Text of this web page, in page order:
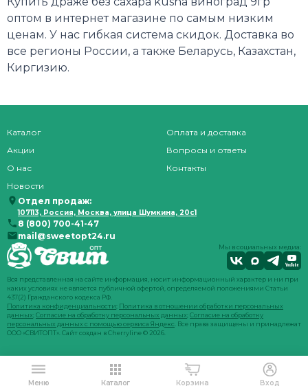
оптом в интернет магазине по самым низким
ценам. У нас гибкая система скидок. Доставка во
все регионы России, а также Беларусь, Казахстан,
Киргизию.
Каталог
Акции
О нас
Новости
Оплата и доставка
Вопросы и ответы
Контакты
Отдел продаж:
107113, Россия, Москва, улица Шумкина, 20с1
8 (800) 700-41-47
mail@sweetopt24.ru
Мы в социальных медиа:
Вся представленная на сайте информация, носит информационный характер и ни при
каких условиях не является публичной офертой, определяемой положениями Статьи
437(2) Гражданского кодекса РФ.
Политика конфиденциальности; Политика в отношении обработки персональных
данных; Согласие на обработку персональных данных; Согласие на обработку
персональных данных с помощью сервиса Яндекс . Все права защищены и принадлежат
ООО «СВИТОПТ». Сайт создан вCherryline© 2026.
Меню Каталог Корзина Вход